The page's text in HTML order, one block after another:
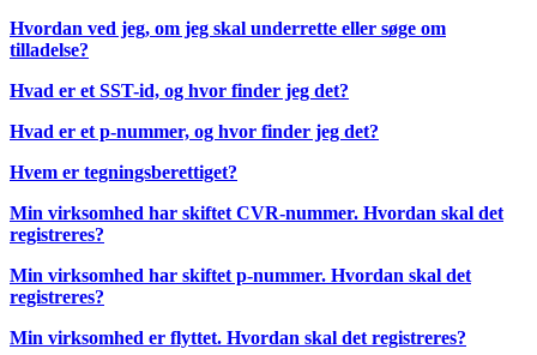
Hvordan ved jeg, om jeg skal underrette eller søge om
tilladelse?
Hvad er et SST-id, og hvor finder jeg det?
Hvad er et p-nummer, og hvor finder jeg det?
Hvem er tegningsberettiget?
Min virksomhed har skiftet CVR-nummer. Hvordan skal det
registreres?
Min virksomhed har skiftet p-nummer. Hvordan skal det
registreres?
Min virksomhed er flyttet. Hvordan skal det registreres?